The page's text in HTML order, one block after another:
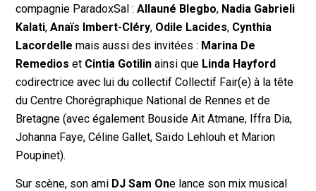
compagnie ParadoxSal :Allauné Blegbo, Nadia Gabrieli
Kalati,Anaïs Imbert-Cléry, Odile Lacides, Cynthia
Lacordelle mais aussi des invitées : Marina De
Remedios et Cintia Gotilin ainsi que Linda Hayford
codirectrice avec lui du collectif Collectif Fair(e) à la tête
du Centre Chorégraphique National de Rennes et de
Bretagne (avec également Bouside Ait Atmane, Iffra Dia,
Johanna Faye, Céline Gallet, Saïdo Lehlouh et Marion
Poupinet).
Sur scène, son ami DJ Sam One lance son mix musical